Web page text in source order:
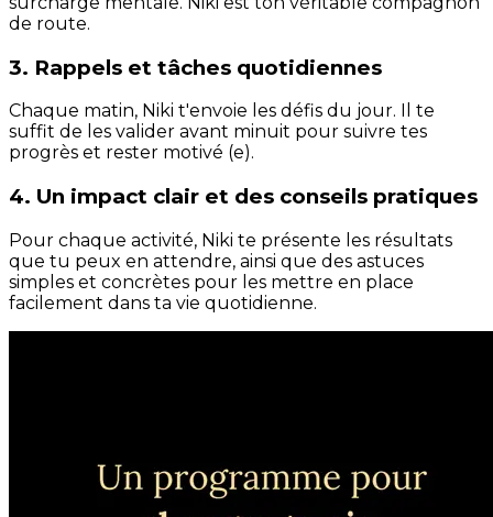
de route.
3. Rappels et tâches quotidiennes
Chaque matin, Niki t'envoie les défis du jour. Il te
suffit de les valider avant minuit pour suivre tes
progrès et rester motivé (e).
4. Un impact clair et des conseils pratiques
Pour chaque activité, Niki te présente les résultats
que tu peux en attendre, ainsi que des astuces
simples et concrètes pour les mettre en place
facilement dans ta vie quotidienne.